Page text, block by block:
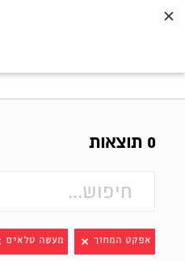
0 תוצאות
אפקט המחוך מעשה טלאים